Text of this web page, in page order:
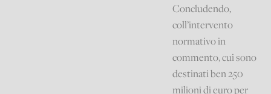
Concludendo,
coll’intervento
normativo in
commento, cui sono
destinati ben 250
milioni di euro per